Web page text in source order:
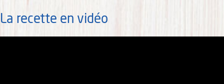
La recette en vidéo